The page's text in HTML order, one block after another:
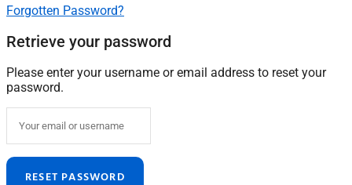
Forgotten Password?
Retrieve your password
Please enter your username or email address to reset your
password.